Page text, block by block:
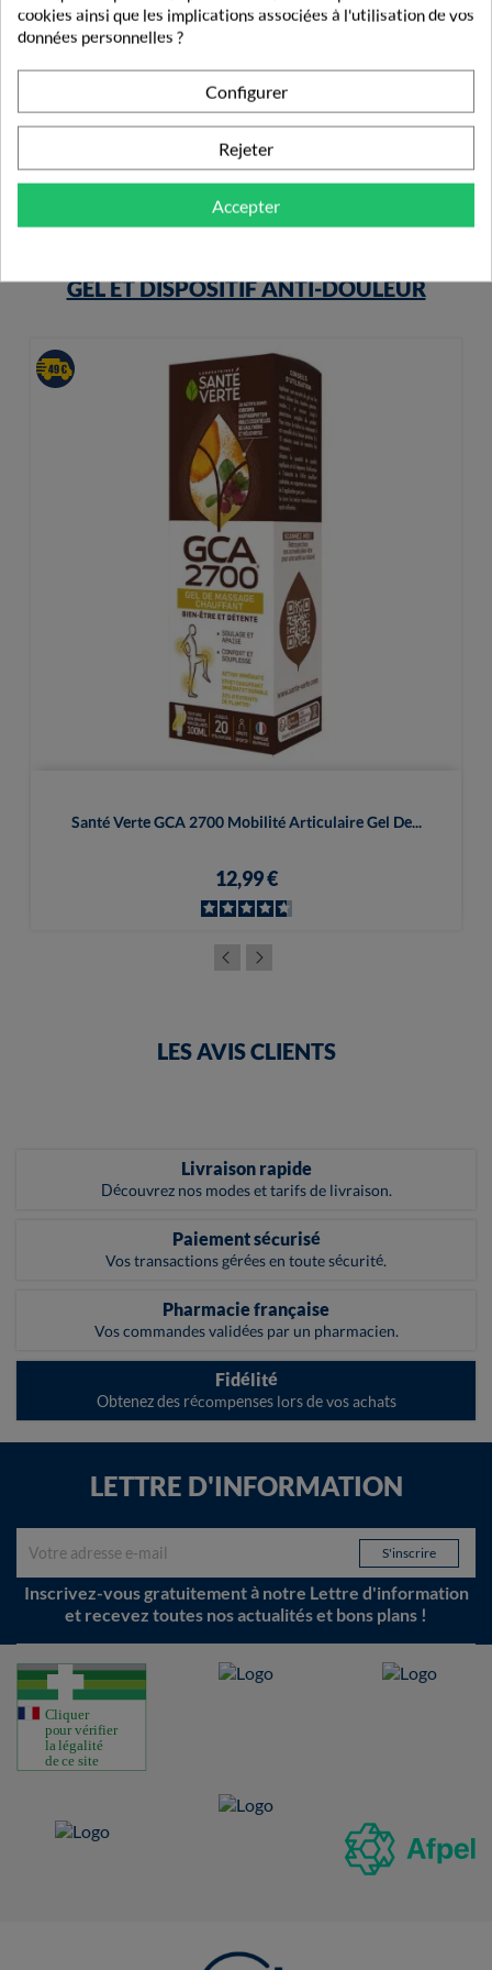
La Roche-Posay Soin Lèvres Nutritic X2
10,69 €
GEL ET DISPOSITIF ANTI-DOULEUR
Santé Verte GCA 2700 Mobilité Articulaire Gel De...
12,99 €
LES AVIS CLIENTS
Livraison rapide
Découvrez nos modes et tarifs de livraison.
Paiement sécurisé
Vos transactions gérées en toute sécurité.
Pharmacie française
Vos commandes validées par un pharmacien.
Fidélité
Obtenez des récompenses lors de vos achats
LETTRE D'INFORMATION
Inscrivez-vous gratuitement à notre Lettre d'information
et recevez toutes nos actualités et bons plans !
cookies ainsi que les implications associées à l'utilisation de vos
données personnelles ?
Configurer
Rejeter
Accepter